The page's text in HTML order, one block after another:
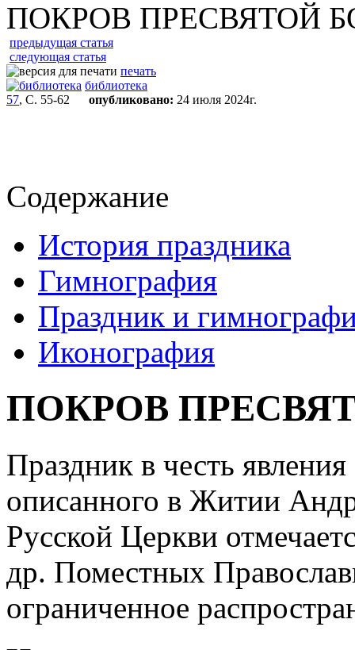
ПОКРОВ ПРЕСВЯТОЙ
предыдущая статья
следующая статья
печать
библиотека
57, С. 55-62 опубликовано: 24 июля 2024г.
Содержание
История праздника
Гимнография
Праздник и
Иконография
ПОКРОВ
Праздник в честь
описанного в Житии
Русской Церкви
др. Поместных
ограниченное